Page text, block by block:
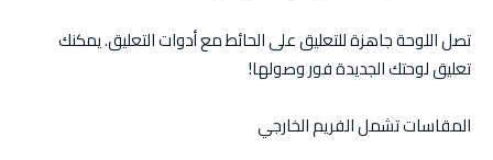
تصل اللوحة جاهزة للتعليق على الحائط مع أدوات التعليق. يمكنك
تعليق لوحتك الجديدة فور وصولها!
المقاسات تشمل الفريم الخارجي